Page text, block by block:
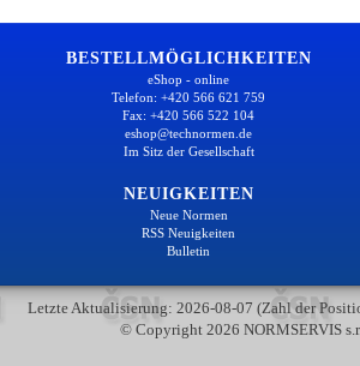
BESTELLMÖGLICHKEITEN
eShop - online
Telefon: +420 566 621 759
Fax: +420 566 522 104
eshop@technormen.de
Im Sitz der Gesellschaft
NEUIGKEITEN
Neue Normen
RSS Neuigkeiten
Bulletin
Letzte Aktualisierung: 2026-08-07 (Zahl der
© Copyright 2026 NORMSERVIS